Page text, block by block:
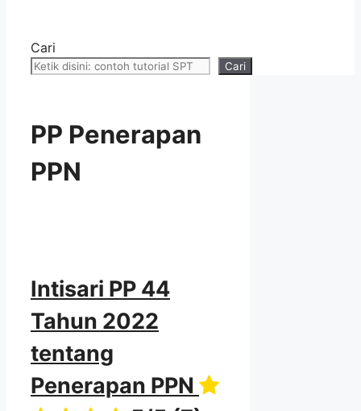
Cari
Cari
PP Penerapan
PPN
Intisari PP 44
Tahun 2022
tentang
Penerapan PPN